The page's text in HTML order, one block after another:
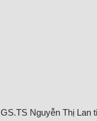
GS.TS Nguyễn Thị Lan